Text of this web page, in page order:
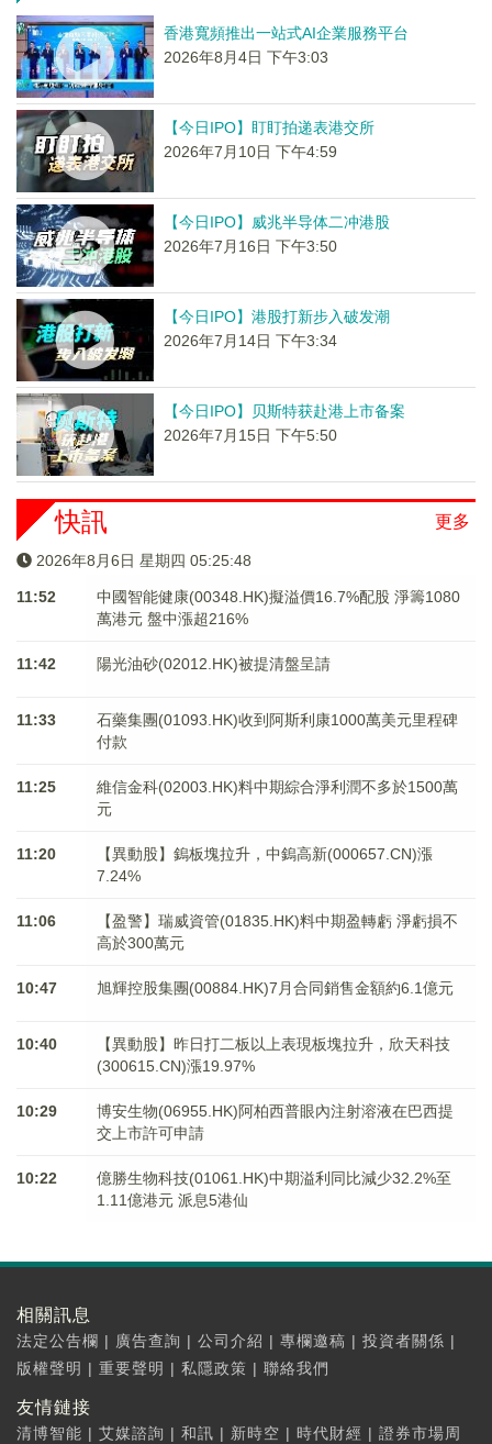
香港寬頻推出一站式AI企業服務平台
2026年8月4日 下午3:03
【今日IPO】盯盯拍递表港交所
2026年7月10日 下午4:59
【今日IPO】威兆半导体二冲港股
2026年7月16日 下午3:50
【今日IPO】港股打新步入破发潮
2026年7月14日 下午3:34
【今日IPO】贝斯特获赴港上市备案
2026年7月15日 下午5:50
更多
快訊
2026年8月6日 星期四 05:25:48
11:52
中國智能健康(00348.HK)擬溢價16.7%配股 淨籌1080
萬港元 ​​​​​​​盤中漲超216%
11:42 陽光油砂(02012.HK)被提清盤呈請
11:33
石藥集團(01093.HK)收到阿斯利康1000萬美元里程碑
付款
11:25
維信金科(02003.HK)料中期綜合淨利潤不多於1500萬
元
11:20
【異動股】鎢板塊拉升，中鎢高新(000657.CN)漲
7.24%
11:06
【盈警】瑞威資管(01835.HK)料中期盈轉虧 淨虧損不
高於300萬元
10:47 旭輝控股集團(00884.HK)7月合同銷售金額約6.1億元
10:40
【異動股】昨日打二板以上表現板塊拉升，欣天科技
(300615.CN)漲19.97%
10:29
博安生物(06955.HK)阿柏西普眼內注射溶液在巴西提
交上市許可申請
10:22
億勝生物科技(01061.HK)中期溢利同比減少32.2%至
1.11億港元 派息5港仙
相關訊息
法定公告欄 | 廣告查詢 | 公司介紹 | 專欄邀稿 | 投資者關係 |
版權聲明 | 重要聲明 | 私隱政策 | 聯絡我們
友情鏈接
清博智能 | 艾媒諮詢 | 和訊 | 新時空 | 時代財經 | 證券市場周